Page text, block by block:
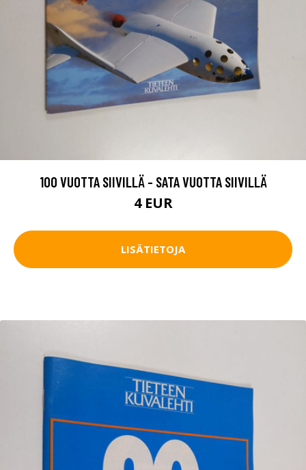
100 VUOTTA SIIVILLÄ - SATA VUOTTA SIIVILLÄ
4 EUR
LISÄTIETOJA